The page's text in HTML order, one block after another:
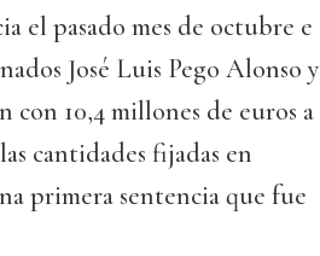
el pasado mes de octubre e
José Luis Pego Alonso y
10,4 millones de euros a
cantidades fijadas en
primera sentencia que fue